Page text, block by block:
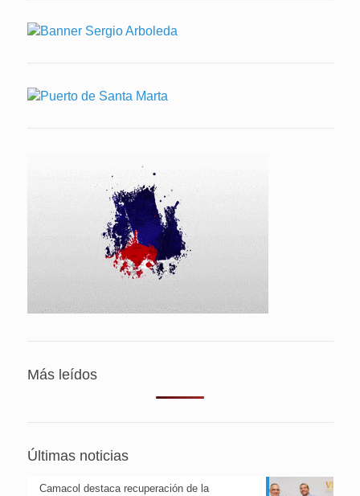
Más leídos
Últimas noticias
Camacol destaca recuperación de la